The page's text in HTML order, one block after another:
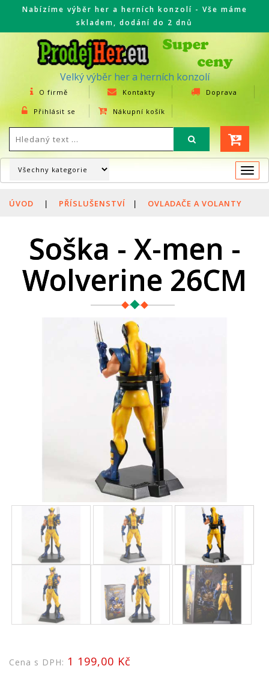
Nabízíme výběr her a herních konzolí - Vše máme
skladem, dodání do 2 dnů
Velký výběr her a herních konzolí
O firmě Kontakty Doprava
Přihlásit se Nákupní košík
ÚVOD | PŘÍSLUŠENSTVÍ | OVLADAČE A VOLANTY
Soška - X-men -
Wolverine 26CM
Cena s DPH: 1 199,00 Kč